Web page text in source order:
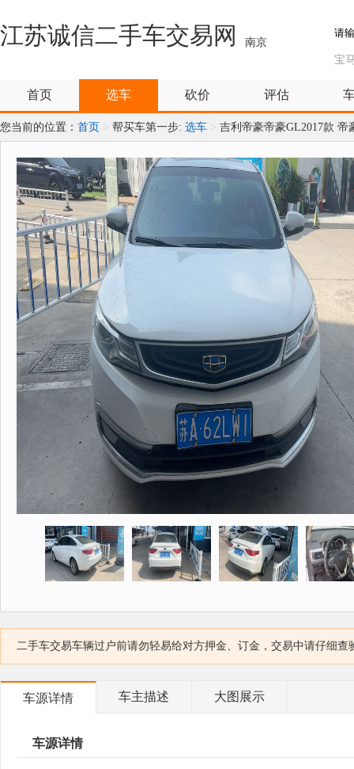
江苏诚信二手车交易网
南京
宝
首页 选车 砍价 评估
您当前的位置： 首页 > 帮买车第一步: 选车 > 吉利帝豪帝豪GL2017款
二手车交易车辆过户前请勿轻易给对方押金、订金，交易中请仔细查
车源详情 车主描述 大图展示
车源详情